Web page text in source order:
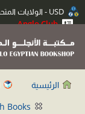
Anglo Club
الرئيسية